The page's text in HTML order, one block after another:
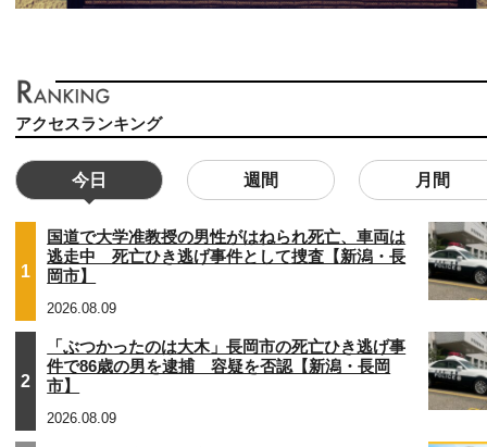
アクセスランキング
今日 週間 月間
1
国道で大学准教授の男性がはねられ死亡、車両は
逃走中 死亡ひき逃げ事件として捜査【新潟・長
岡市】
2026.08.09
2
「ぶつかったのは大木」長岡市の死亡ひき逃げ事
件で86歳の男を逮捕 容疑を否認【新潟・長岡
市】
2026.08.09